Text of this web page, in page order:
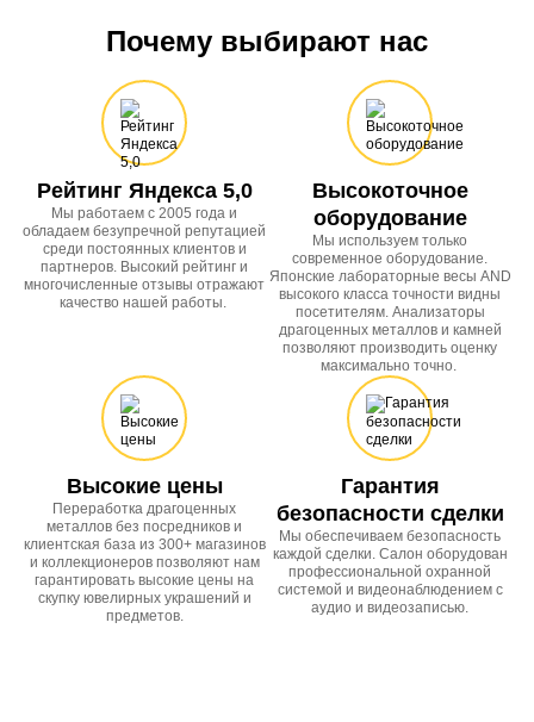
Почему выбирают нас
Рейтинг Яндекса 5,0
Мы работаем с 2005 года и
обладаем безупречной репутацией
среди постоянных клиентов и
партнеров. Высокий рейтинг и
многочисленные отзывы отражают
качество нашей работы.
Высокоточное
оборудование
Мы используем только
современное оборудование.
Японские лабораторные весы AND
высокого класса точности видны
посетителям. Анализаторы
драгоценных металлов и камней
позволяют производить оценку
максимально точно.
Высокие цены
Переработка драгоценных
металлов без посредников и
клиентская база из 300+ магазинов
и коллекционеров позволяют нам
гарантировать высокие цены на
скупку ювелирных украшений и
предметов.
Гарантия
безопасности сделки
Мы обеспечиваем безопасность
каждой сделки. Салон оборудован
профессиональной охранной
системой и видеонаблюдением с
аудио и видеозаписью.